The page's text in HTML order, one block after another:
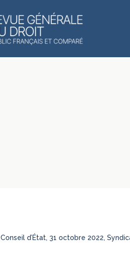
Conseil d’État, 31 octobre 2022,